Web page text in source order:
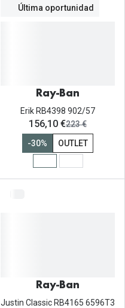
Última oportunidad
Ray-Ban
Erik RB4398 902/57
ahora:
156,10 €antes:
223 €
-30%
OUTLET
Ray-Ban
Justin Classic RB4165 6596T3